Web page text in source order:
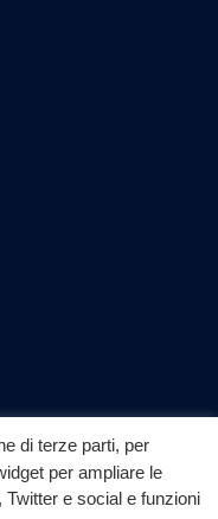
▶
di terze parti, per
per ampliare le
e social e funzioni